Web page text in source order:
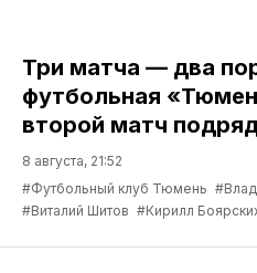
Три матча — два
футбольная
второй матч
8 августа, 21:52
#Футбольный клуб Тюмень
#Виталий Шитов #Кирилл